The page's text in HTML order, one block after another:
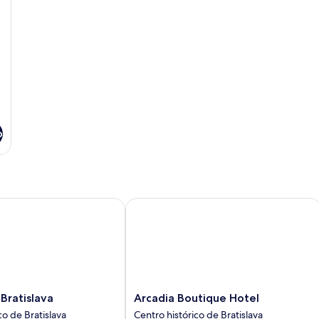
de Bratislava
Arcadia
Boutique
Arcadia Boutique Hotel
Centro histórico de Bratislava
Arcadia Boutique Hotel